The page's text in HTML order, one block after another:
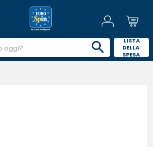
LISTA
DELLA
SPESA